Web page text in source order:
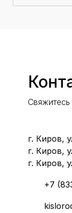
г. Киров,
г. Киров,
г. Киров,
+7